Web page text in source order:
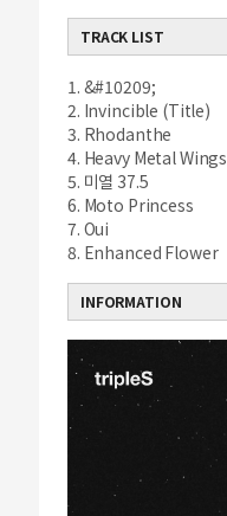
TRACK LIST
1. &#10209;
2. Invincible (Title)
3. Rhodanthe
4. Heavy Metal Wings
5. 미열 37.5
6. Moto Princess
7. Oui
8. Enhanced Flower
INFORMATION